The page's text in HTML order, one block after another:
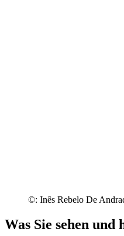
©: Inês Rebelo De
Was Sie sehen und